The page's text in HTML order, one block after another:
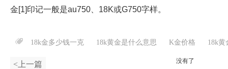
金[1]印记一般是au750、18K或G750字样。
18k金多少钱一克 18k黄金是什么意思 K金价格 18k黄
<上一篇 没有了